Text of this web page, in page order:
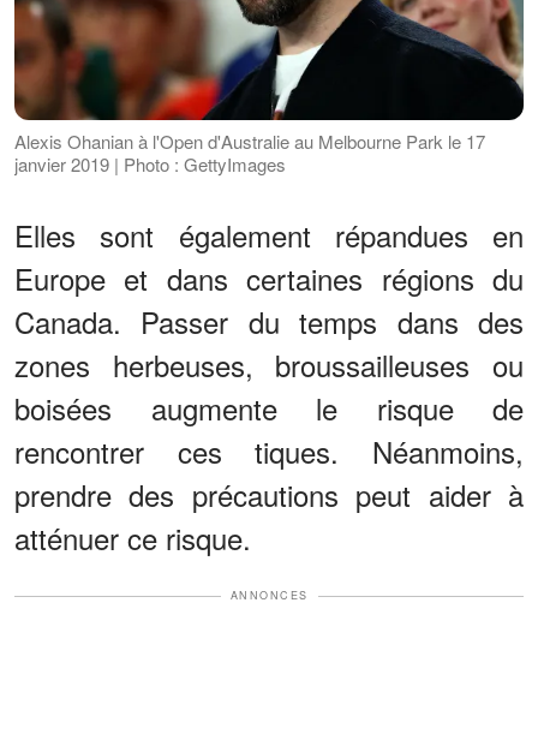
Alexis Ohanian à l'Open d'Australie au Melbourne Park le 17
janvier 2019 | Photo : GettyImages
Elles sont également répandues en
Europe et dans certaines régions du
Canada. Passer du temps dans des
zones herbeuses, broussailleuses ou
boisées augmente le risque de
rencontrer ces tiques. Néanmoins,
prendre des précautions peut aider à
atténuer ce risque.
ANNONCES